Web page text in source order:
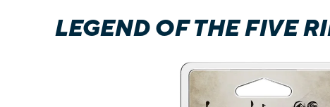
LEGEND OF THE FIVE